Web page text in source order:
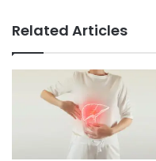
Related Articles